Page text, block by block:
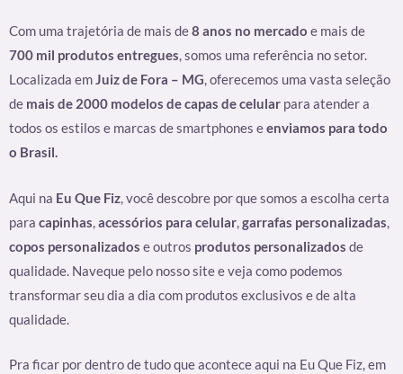
Com uma trajetória de mais de8 anos no mercado e mais de
700 mil produtos entregues, somos uma referência no setor.
Localizada emJuiz de Fora – MG, oferecemos uma vasta seleção
de mais de 2000 modelos de capas de celular para atender a
todos os estilos e marcas de smartphones eenviamos para todo
o Brasil.
Aqui na Eu Que Fiz, você descobre por que somos a escolha certa
para capinhas,acessórios para celular,garrafas personalizadas,
copos personalizados e outros produtos personalizados de
qualidade. Naveque pelo nosso site e veja como podemos
transformar seu dia a dia com produtos exclusivos e de alta
qualidade.
Pra ficar por dentro de tudo que acontece aqui na Eu Que Fiz, em